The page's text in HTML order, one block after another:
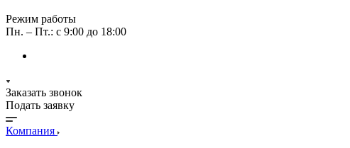
Режим работы
Пн. – Пт.: с 9:00 до 18:00
Заказать звонок
Подать заявку
Компания